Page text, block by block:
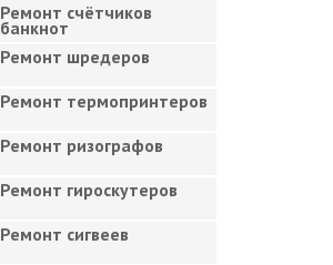
Ремонт счётчиков
банкнот
Ремонт шредеров
Ремонт термопринтеров
Ремонт ризографов
Ремонт гироскутеров
Ремонт сигвеев